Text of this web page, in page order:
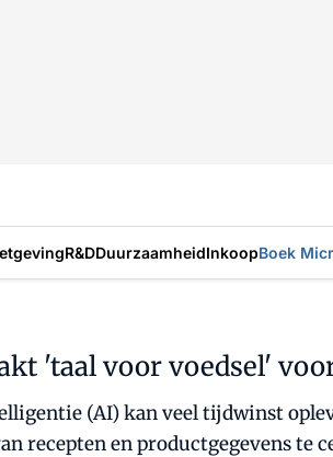
R&DDuurzaamheidInkoopBoek
'taal voor voedsel'
(AI) kan veel tijdwinst
recepten en productgegevens